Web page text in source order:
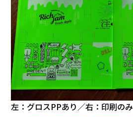
左：グロスPPあり／右：印刷のみ